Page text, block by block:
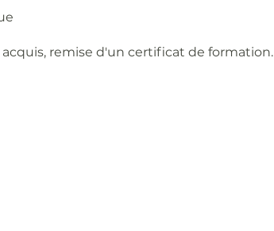
remise d'un certificat de formation.